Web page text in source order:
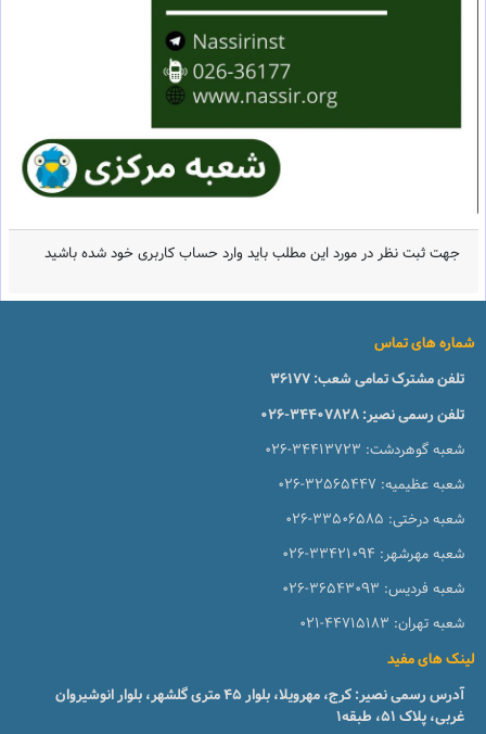
جهت ثبت نظر در مورد این مطلب باید وارد حساب کاربری خود شده باشید
شماره های تماس
تلفن مشترک تمامی شعب:36177
تلفن رسمی نصیر:026-34407828
شعبه گوهردشت: 026-34413723
شعبه عظیمیه: 026-32565447
شعبه درختی: 026-33506585
شعبه مهرشهر: 026-33421094
شعبه فردیس: 026-36543093
شعبه تهران: 021-44715183
لینک های مفید
آدرس رسمی نصیر: کرج، مهرویلا، بلوار 45 متری گلشهر، بلوار انوشیروان
غربی، پلاک 51، طبقه1